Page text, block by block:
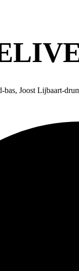
Joost Lijbaart-